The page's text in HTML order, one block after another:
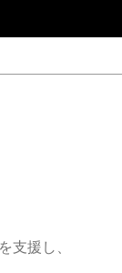
支援し、